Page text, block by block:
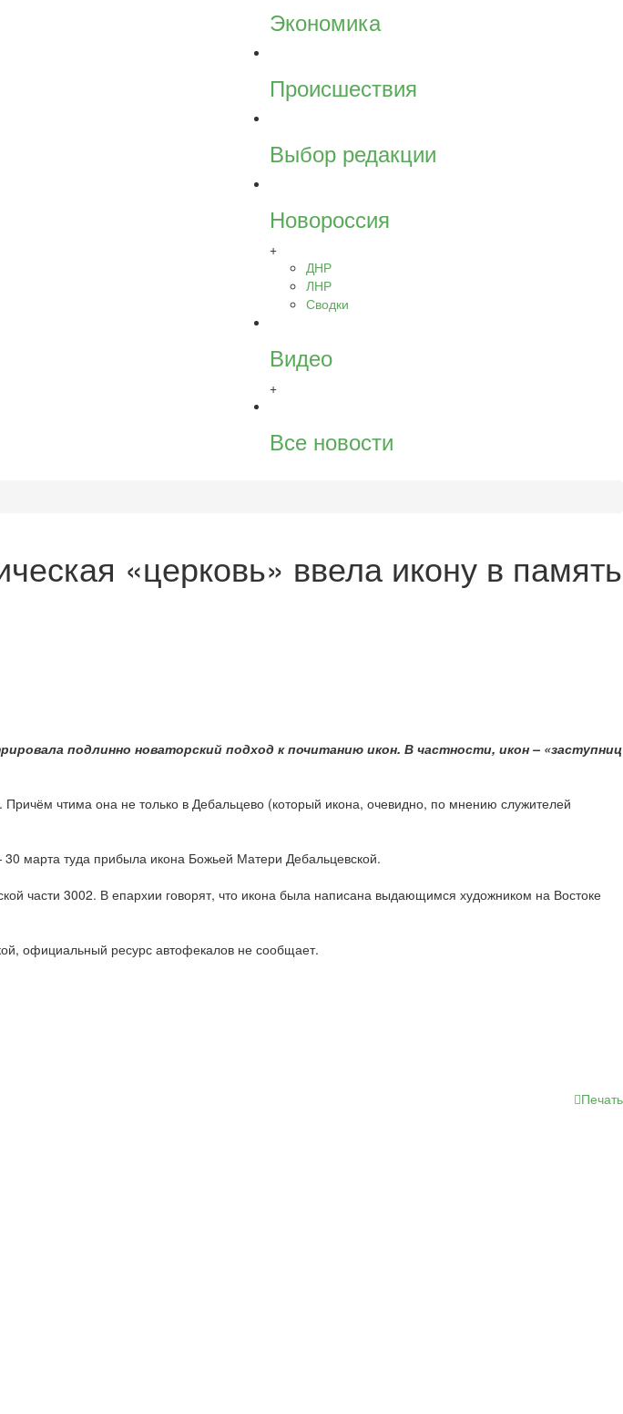
Экономика
Происшествия
Выбор редакции
Новороссия
+
ДНР
ЛНР
Сводки
Видео
+
Все новости
«церковь» ввела икону в память
подлинно новаторский подход к почитанию икон. В частности, икон – «заступниц
чтима она не только в Дебальцево (который икона, очевидно, по мнению служителей
марта туда прибыла икона Божьей Матери Дебальцевской.
части 3002. В епархии говорят, что икона была написана выдающимся художником на Востоке
официальный ресурс автофекалов не сообщает.
Печать